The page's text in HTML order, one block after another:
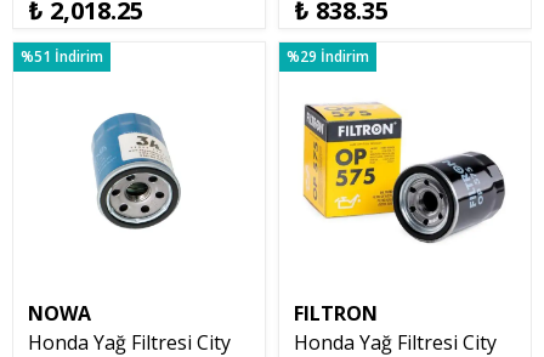
₺ 2,018.25 ₺ 838.35
%51 İndirim
NOWA
Honda Yağ Filtresi City
%29 İndirim
FILTRON
Honda Yağ Filtresi City